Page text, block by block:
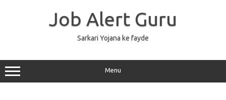
Job Alert Guru
Sarkari Yojana ke fayde
Menu